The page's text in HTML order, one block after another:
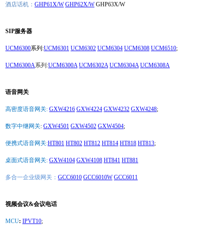
酒店话机： GHP61X/W GHP62X/WGHP63X/W
SIP服务器
UCM6300系列:UCM6301 UCM6302 UCM6304 UCM6308 UCM6510;
UCM6300A系列:UCM6300A UCM6302A UCM6304A UCM6308A
语音网关
高密度语音网关: GXW4216 GXW4224 GXW4232 GXW4248;
数字中继网关: GXW4501 GXW4502 GXW4504;
便携式语音网关:HT801 HT802 HT812 HT814 HT818 HT813;
桌面式语音网关: GXW4104 GXW4108 HT841 HT881
多合一企业级网关： GCC6010 GCC6010W GCC6011
视频会议&会议电话
MCU: IPVT10;